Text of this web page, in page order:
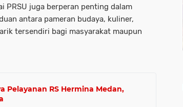
PRSU juga berperan penting dalam
antara pameran budaya, kuliner,
tersendiri bagi masyarakat maupun
Pelayanan RS Hermina Medan,